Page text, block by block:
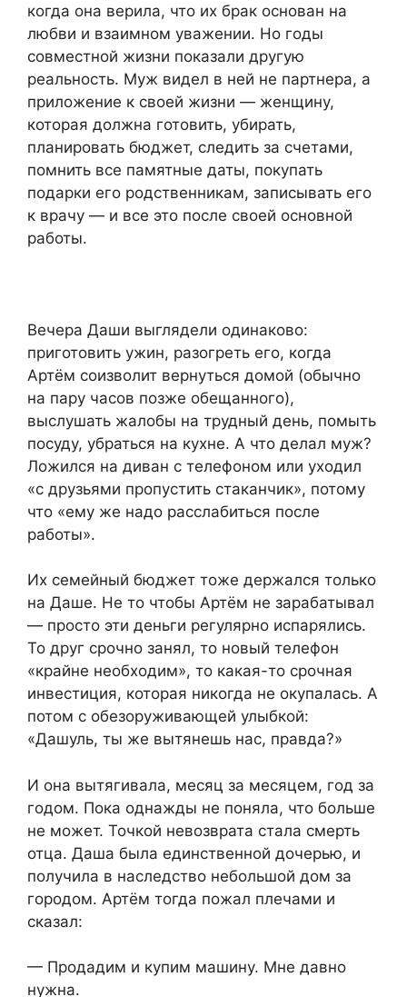
когда она верила, что их брак основан на
любви и взаимном уважении. Но годы
совместной жизни показали другую
реальность. Муж видел в ней не партнера, а
приложение к своей жизни — женщину,
которая должна готовить, убирать,
планировать бюджет, следить за счетами,
помнить все памятные даты, покупать
подарки его родственникам, записывать его
к врачу — и все это после своей основной
работы.
Вечера Даши выглядели одинаково:
приготовить ужин, разогреть его, когда
Артём соизволит вернуться домой (обычно
на пару часов позже обещанного),
выслушать жалобы на трудный день, помыть
посуду, убраться на кухне. А что делал муж?
Ложился на диван с телефоном или уходил
«с друзьями пропустить стаканчик», потому
что «ему же надо расслабиться после
работы».
Их семейный бюджет тоже держался только
на Даше. Не то чтобы Артём не зарабатывал
— просто эти деньги регулярно испарялись.
То друг срочно занял, то новый телефон
«крайне необходим», то какая-то срочная
инвестиция, которая никогда не окупалась. А
потом с обезоруживающей улыбкой:
«Дашуль, ты же вытянешь нас, правда?»
И она вытягивала, месяц за месяцем, год за
годом. Пока однажды не поняла, что больше
не может. Точкой невозврата стала смерть
отца. Даша была единственной дочерью, и
получила в наследство небольшой дом за
городом. Артём тогда пожал плечами и
сказал:
— Продадим и купим машину. Мне давно
нужна.